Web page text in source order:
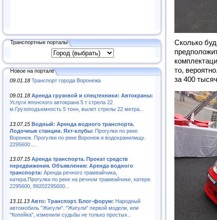
Транспортные порталы
Новое на портале
09.01.18 Транспорт города Воронежа
09.01.18 Аренда грузовой и спецтехники: Автокраны:
Услуги японского автокрана 5 т стрела 22
м.Грузоподъемность 5 тонн, вылет стрелы 22 метра...
13.07.15 Водный: Аренда водного транспорта.
Лодочные станции. Яхт-клубы: Прогулки по реке
Воронеж. Прогулки по реке Воронеж и водохранилищу.
2295600 ...
13.07.15 Аренда транспорта. Прокат средств
передвижения. Объявления: Аренда водного
транспорта: Аренда речного трамвайчика,
катера.Прогулки по реке на речном трамвайчике, катере.
2295600, 89202295600...
13.11.13 Авто: Транспорт. Блог-форум: Народный
автомобиль "Жигули". "Жигули" первой модели, или
"Копейка", изменили судьбы не только простых..
Сколько
то,
за 400